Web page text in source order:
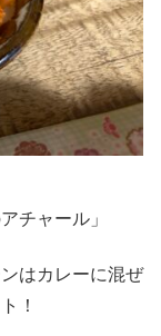
チャール」
はカレーに混ぜ
！